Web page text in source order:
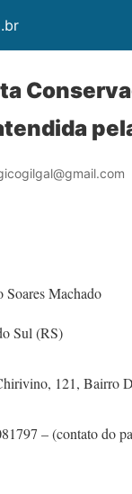
Soares Machado
Sul (RS)
121, Bairro
– (contato do